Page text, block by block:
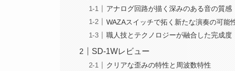
アナログ回路が描く深みのある音の質感
WAZAスイッチで拓く新たな演奏の可能
職人技とテクノロジーが融合した完成度
SD-1Wレビュー
クリアな歪みの特性と周波数特性